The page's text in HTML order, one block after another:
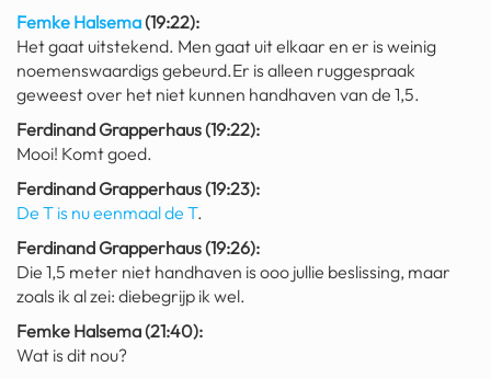
Femke Halsema(19:22):
Het gaat uitstekend. Men gaat uit elkaar en er is weinig
noemenswaardigs gebeurd.Er is alleen ruggespraak
geweest over het niet kunnen handhaven van de 1,5.
Ferdinand Grapperhaus (19:22):
Mooi! Komt goed.
Ferdinand Grapperhaus (19:23):
De T is nu eenmaal de T.
Ferdinand Grapperhaus (19:26):
Die 1,5 meter niet handhaven is ooo jullie beslissing, maar
zoals ik al zei: diebegrijp ik wel.
Femke Halsema (21:40):
Wat is dit nou?